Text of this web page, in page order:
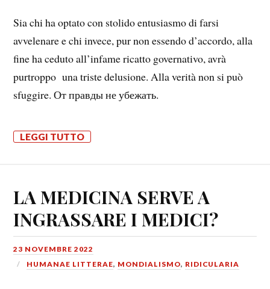
Sia chi ha optato con stolido entusiasmo di farsi
avvelenare e chi invece, pur non essendo d’accordo, alla
fine ha ceduto all’infame ricatto governativo, avrà
purtroppo una triste delusione. Alla verità non si può
sfuggire. От правды не убежать.
LEGGI TUTTO
LA MEDICINA SERVE A
INGRASSARE I MEDICI?
23 NOVEMBRE 2022
HUMANAE LITTERAE, MONDIALISMO, RIDICULARIA